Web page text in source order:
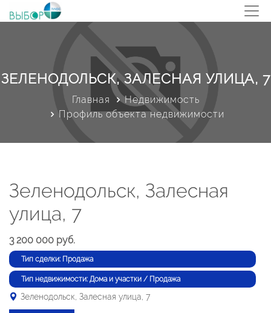
ЗЕЛЕНОДОЛЬСК, ЗАЛЕСНАЯ УЛИЦА, 7
Главная
Недвижимость
Профиль объекта недвижимости
Зеленодольск, Залесная
улица, 7
3 200 000 руб.
Тип сделки: Продажа
Тип недвижимости: Дома и участки / Продажа
Зеленодольск, Залесная улица, 7